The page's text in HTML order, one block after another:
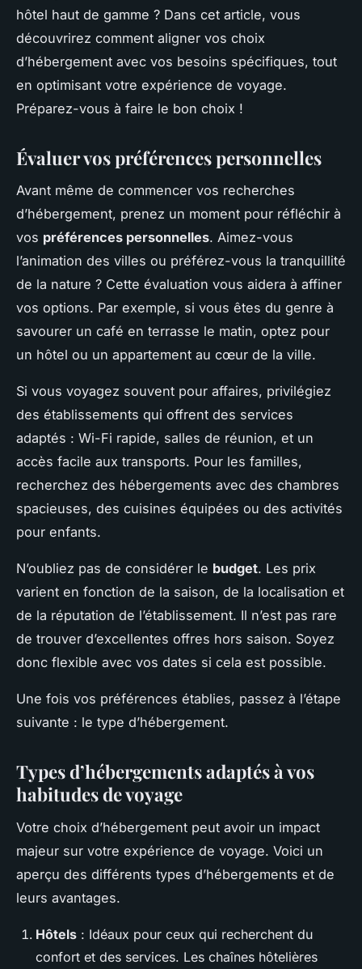
hôtel haut de gamme ? Dans cet article, vous
découvrirez comment aligner vos choix
d’hébergement avec vos besoins spécifiques, tout
en optimisant votre expérience de voyage.
Préparez-vous à faire le bon choix !
Évaluer vos préférences personnelles
Avant même de commencer vos recherches
d’hébergement, prenez un moment pour réfléchir à
vos préférences personnelles. Aimez-vous
l’animation des villes ou préférez-vous la tranquillité
de la nature ? Cette évaluation vous aidera à affiner
vos options. Par exemple, si vous êtes du genre à
savourer un café en terrasse le matin, optez pour
un hôtel ou un appartement au cœur de la ville.
Si vous voyagez souvent pour affaires, privilégiez
des établissements qui offrent des services
adaptés : Wi-Fi rapide, salles de réunion, et un
accès facile aux transports. Pour les familles,
recherchez des hébergements avec des chambres
spacieuses, des cuisines équipées ou des activités
pour enfants.
N’oubliez pas de considérer le budget. Les prix
varient en fonction de la saison, de la localisation et
de la réputation de l’établissement. Il n’est pas rare
de trouver d’excellentes offres hors saison. Soyez
donc flexible avec vos dates si cela est possible.
Une fois vos préférences établies, passez à l’étape
suivante : le type d’hébergement.
Types d’hébergements adaptés à vos
habitudes de voyage
Votre choix d’hébergement peut avoir un impact
majeur sur votre expérience de voyage. Voici un
aperçu des différents types d’hébergements et de
leurs avantages.
Hôtels : Idéaux pour ceux qui recherchent du
confort et des services. Les chaînes hôtelières